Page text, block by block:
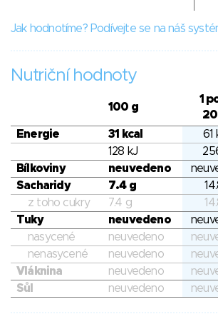
Jak hodnotíme? Podívejte se na náš
Nutriční hodnoty
100 g
1
Energie 31 kcal 61
128 kJ
Bílkoviny
neuvedeno
Sacharidy
7.4 g
z toho cukry
7.4 g
Tuky
neuvedeno
nasycené
neuvedeno
nenasycené
neuvedeno
Vláknina
neuvedeno
Sůl
neuvedeno